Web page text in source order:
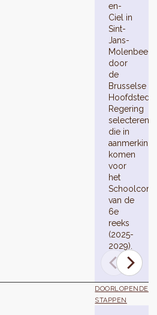
en-
Ciel in
Sint-
Jans-
Molenbeek
door
de
Brusselse
Regering
selecteren
die in
aanmerking
komen
voor
het
van de
6e
reeks
(2025-
2029).
DOORLOPENDE
STAPPEN